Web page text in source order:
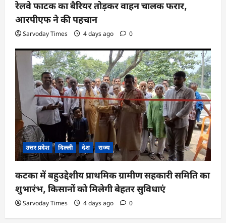
रेलवे फाटक का बैरियर तोड़कर वाहन चालक फरार,
आरपीएफ ने की पहचान
Sarvoday Times 4 days ago 0
उत्तर प्रदेश दिल्ली देश राज्य
कटका में बहुउद्देशीय प्राथमिक ग्रामीण सहकारी समिति का
शुभारंभ, किसानों को मिलेगी बेहतर सुविधाएं
Sarvoday Times 4 days ago 0